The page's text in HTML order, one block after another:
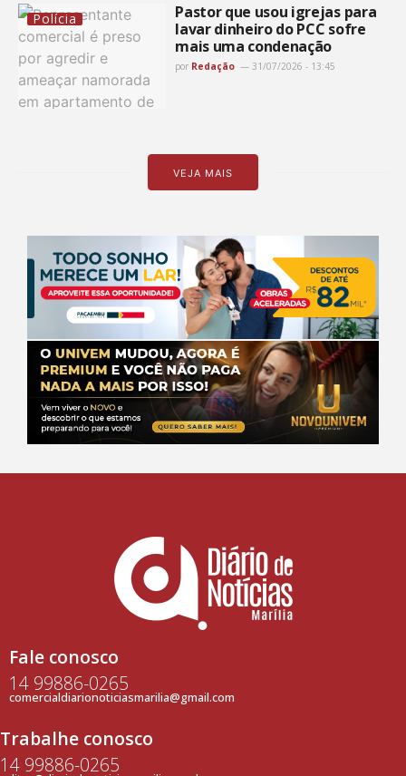
Polícia
Pastor que usou igrejas para
lavar dinheiro do PCC sofre
mais uma condenação
por Redação 31/07/2026 - 13:45
VEJA MAIS
Fale conosco
14 99886-0265
comercialdiarionoticiasmarilia@gmail.com
Trabalhe conosco
14 99886-0265